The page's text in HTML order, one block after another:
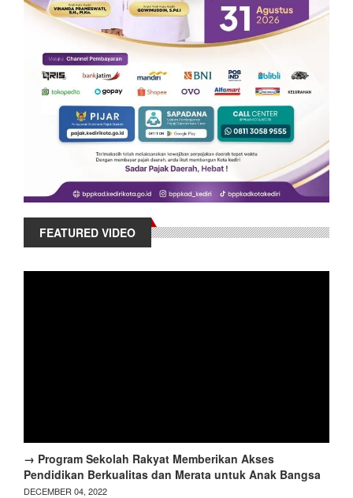
FEATURED VIDEO
→ Program Sekolah Rakyat Memberikan Akses
Pendidikan Berkualitas dan Merata untuk Anak Bangsa
DECEMBER 04, 2022